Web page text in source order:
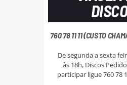
760 78 11 11 (CUSTO
De segunda a sexta
às 18h, Discos Pedidos
participar ligue 760 78